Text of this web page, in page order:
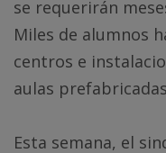
se requerirán
Miles de alumnos
centros e
aulas
Esta semana, el